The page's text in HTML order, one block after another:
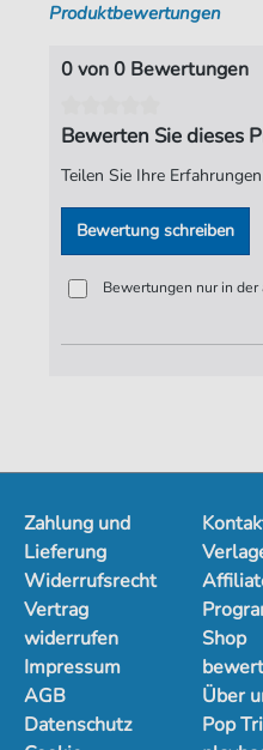
Produktbewertungen
0 von 0 Bewertungen
Bewerten Sie dieses
Teilen Sie Ihre
Bewertung schreiben
Bewertungen nur in
Zahlung und
Lieferung
Widerrufsrecht
Vertrag
widerrufen
Impressum
AGB
Datenschutz
Shop
Über
Pop